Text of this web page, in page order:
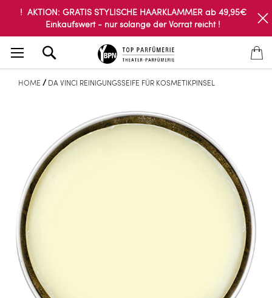
! AKTION: GRATIS STYLISCHE HAARKLAMMER ab 49,95€
Einkaufswert - nur solange der Vorrat reicht !
HOME DA VINCI REINIGUNGSSEIFE FÜR KOSMETIKPINSEL